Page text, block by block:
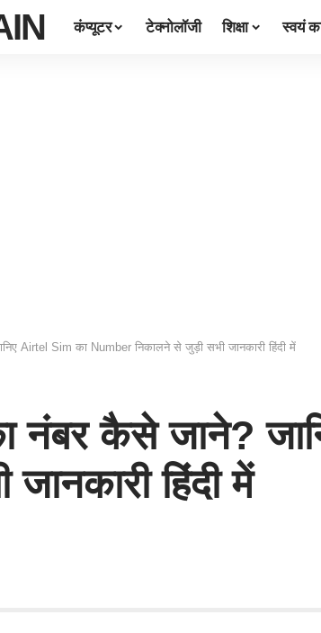
कंप्यूटर टेक्नोलॉजी शिक्षा स्वयं
Airtel Sim का Number निकालने से जुड़ी सभी जानकारी हिंदी में
नंबर कैसे जाने?
हिंदी में